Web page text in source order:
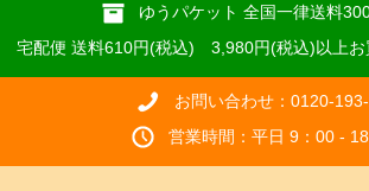
ゆうパケット 全国一律送料
宅配便 送料610円(税込) 3,980円(税込)以上お
お問い合わせ：0120-
営業時間：平日 9：00 -